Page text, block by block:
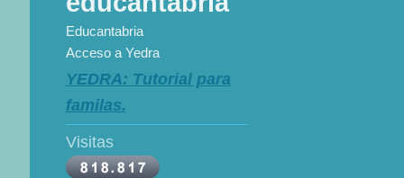
Educantabria
Acceso a Yedra
YEDRA: Tutorial para
familas.
Visitas